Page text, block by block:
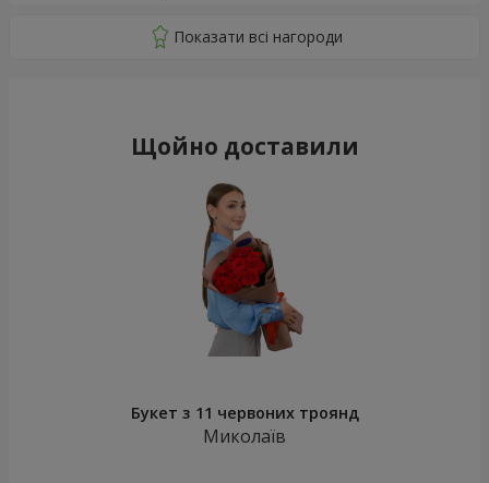
Щойно доставили
Букет з 11 червоних троянд
Миколаїв